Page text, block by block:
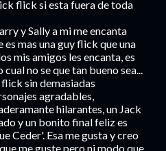
flick si esta fuera de toda
y Sally a mi me encanta
es mas una guy flick que una
mis amigos les encanta, es
no se que tan bueno sea...
sin demasiadas
agradables,
hilarantes, un Jack
y un bonito final feliz es
Ceder'. Esa me gusta y creo
me guste pero ni modo que